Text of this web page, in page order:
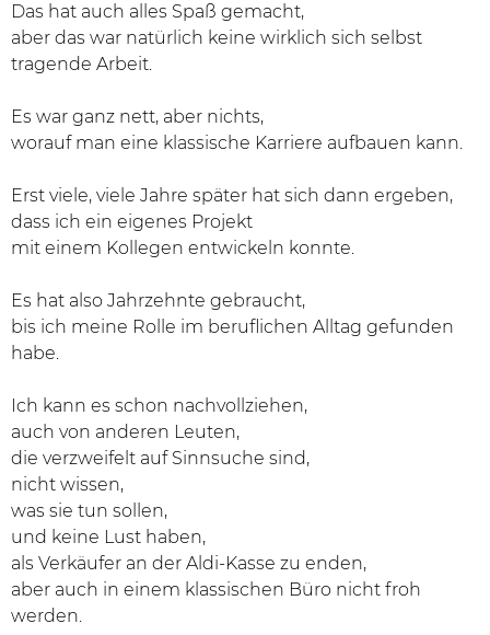
Das hat auch alles Spaß gemacht,
aber das war natürlich keine wirklich sich selbst
tragende Arbeit.
Es war ganz nett, aber nichts,
worauf man eine klassische Karriere aufbauen kann.
Erst viele, viele Jahre später hat sich dann ergeben,
dass ich ein eigenes Projekt
mit einem Kollegen entwickeln konnte.
Es hat also Jahrzehnte gebraucht,
bis ich meine Rolle im beruflichen Alltag gefunden
habe.
Ich kann es schon nachvollziehen,
auch von anderen Leuten,
die verzweifelt auf Sinnsuche sind,
nicht wissen,
was sie tun sollen,
und keine Lust haben,
als Verkäufer an der Aldi-Kasse zu enden,
aber auch in einem klassischen Büro nicht froh
werden.